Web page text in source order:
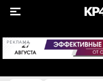
РЕКЛАМА